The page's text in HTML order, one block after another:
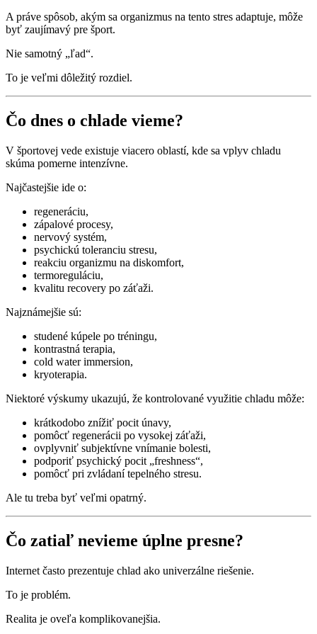
A práve spôsob, akým sa organizmus na tento stres adaptuje, môže
byť zaujímavý pre šport.
Nie samotný „ľad“.
To je veľmi dôležitý rozdiel.
Čo dnes o chlade vieme?
V športovej vede existuje viacero oblastí, kde sa vplyv chladu
skúma pomerne intenzívne.
Najčastejšie ide o:
regeneráciu,
zápalové procesy,
nervový systém,
psychickú toleranciu stresu,
reakciu organizmu na diskomfort,
termoreguláciu,
kvalitu recovery po záťaži.
Najznámejšie sú:
studené kúpele po tréningu,
kontrastná terapia,
cold water immersion,
kryoterapia.
Niektoré výskumy ukazujú, že kontrolované využitie chladu môže:
krátkodobo znížiť pocit únavy,
pomôcť regenerácii po vysokej záťaži,
ovplyvniť subjektívne vnímanie bolesti,
podporiť psychický pocit „freshness“,
pomôcť pri zvládaní tepelného stresu.
Ale tu treba byť veľmi opatrný.
Čo zatiaľ nevieme úplne presne?
Internet často prezentuje chlad ako univerzálne riešenie.
To je problém.
Realita je oveľa komplikovanejšia.